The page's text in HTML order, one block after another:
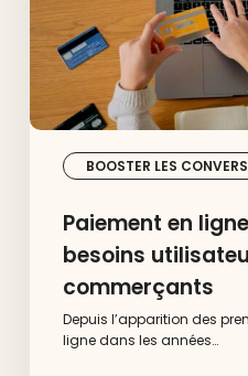
BOOSTER LES
commerçants
Paiement en
besoins
commerçants
Depuis l’apparition des
ligne dans les années…